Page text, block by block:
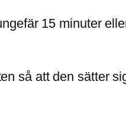
15 minuter
så att den sätter